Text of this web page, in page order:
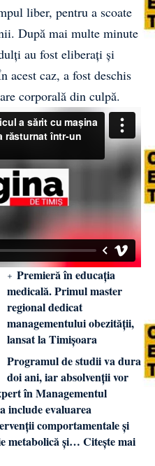
liber, pentru a scoate
După mai multe minute
au fost eliberați și
acest caz, a fost deschis
corporală din culpă.
Premieră în educația
medicală. Primul master
regional dedicat
managementului obezității,
lansat la Timișoara
Programul de studii va dura
doi ani, iar absolvenții vor
în Managementul
include evaluarea
comportamentale și
metabolică și… Citește mai